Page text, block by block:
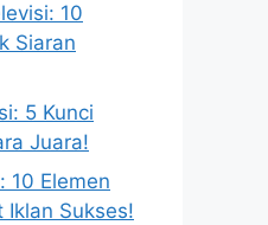
10
Siaran
5 Kunci
Juara!
10 Elemen
Iklan Sukses!